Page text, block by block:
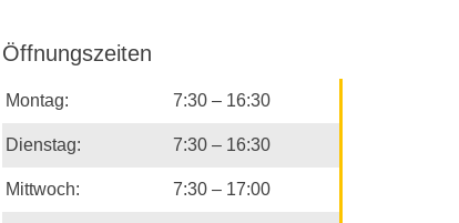
Öffnungszeiten
Montag: 7:30 – 16:30
Dienstag: 7:30 – 16:30
Mittwoch: 7:30 – 17:00